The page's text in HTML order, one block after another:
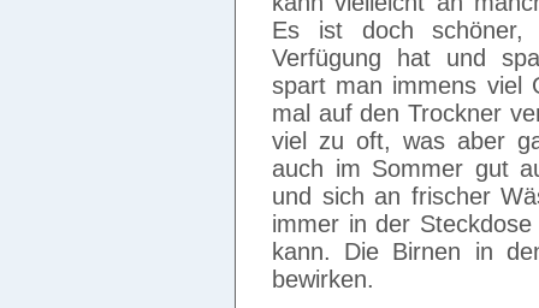
Es ist doch
Verfügung hat und
spart man immens viel
mal auf den Trockner
viel zu oft, was aber
auch im Sommer gut
und sich an frischer
immer in der
kann. Die Birnen in
bewirken.